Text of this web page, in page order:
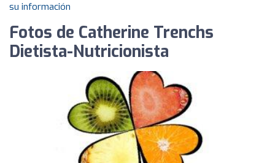
su información
Fotos de Catherine Trenchs
Dietista-Nutricionista